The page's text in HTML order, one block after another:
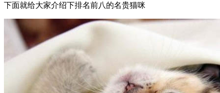
下面就给大家介绍下排名前八的名贵猫咪